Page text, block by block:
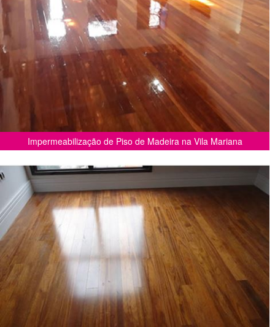
Impermeabilização de Piso de Madeira na Vila Mariana